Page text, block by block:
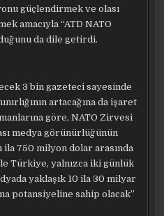
güçlendirmek ve olası
amacıyla “ATD NATO
da dile getirdi.
3 bin gazeteci sayesinde
artacağına da işaret
göre, NATO Zirvesi
medya görünürlüğünün
750 milyon dolar arasında
Türkiye, yalnızca iki günlük
yaklaşık 10 ila 30 milyar
potansiyeline sahip olacak”